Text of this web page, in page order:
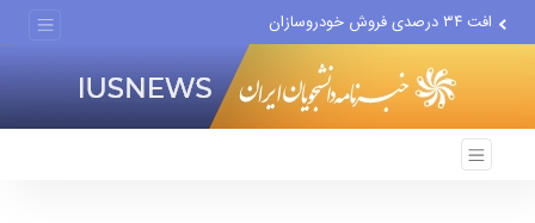
افت ۳۴ درصدی فروش خودروسازان
علل مرگ زنان در ایران
اعتراف رسانه‌های خارجی به...